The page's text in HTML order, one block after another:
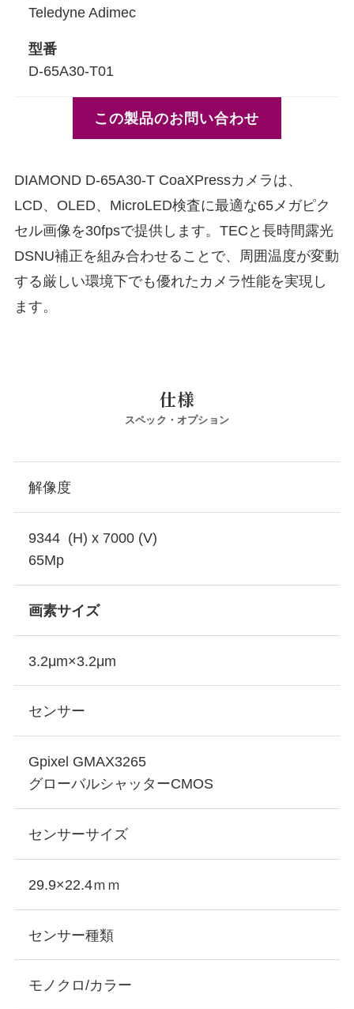
Teledyne Adimec
型番
D-65A30-T01
この製品のお問い合わせ
DIAMOND D-65A30-T CoaXPressカメラは、
LCD、OLED、MicroLED検査に最適な65メガピク
セル画像を30fpsで提供します。TECと長時間露光
DSNU補正を組み合わせることで、周囲温度が変動
する厳しい環境下でも優れたカメラ性能を実現し
ます。
仕様
スペック・オプション
解像度
9344 (H) x 7000 (V)
65Mp
画素サイズ
3.2μm×3.2μm
センサー
Gpixel GMAX3265
グローバルシャッターCMOS
センサーサイズ
29.9×22.4ｍｍ
センサー種類
モノクロ/カラー